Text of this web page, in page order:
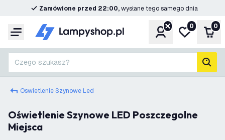
Zamówione przed 22:00,wysłane tego samego dnia
Menu KontoMoja lista
0 0
Czego szukasz?
Oswietlenie Szynowe Led
Oświetlenie Szynowe LED Poszczegolne
Miejsca